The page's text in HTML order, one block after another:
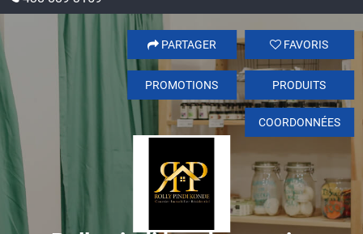
FAVORIS
PARTAGER
PRODUITS
PROMOTIONS
COORDONNÉES